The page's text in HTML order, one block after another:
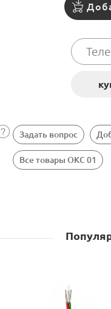
Задать вопрос
Все товары ОКС 01